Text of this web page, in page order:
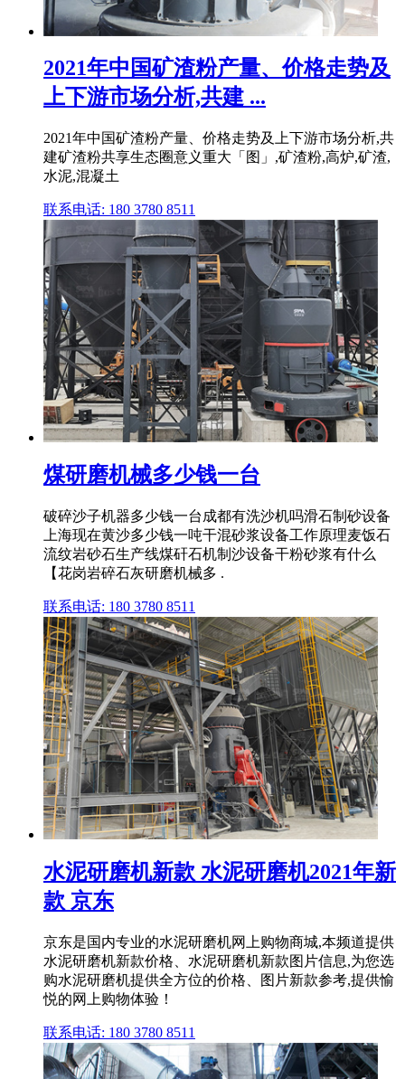
2021年中国矿渣粉产量、价格走势及
上下游市场分析,共建 ...
2021年中国矿渣粉产量、价格走势及上下游市场分析,共
建矿渣粉共享生态圈意义重大「图」,矿渣粉,高炉,矿渣,
水泥,混凝土
联系电话: 180 3780 8511
煤研磨机械多少钱一台
破碎沙子机器多少钱一台成都有洗沙机吗滑石制砂设备
上海现在黄沙多少钱一吨干混砂浆设备工作原理麦饭石
流纹岩砂石生产线煤矸石机制沙设备干粉砂浆有什么
【花岗岩碎石灰研磨机械多 .
联系电话: 180 3780 8511
水泥研磨机新款 水泥研磨机2021年新
款 京东
京东是国内专业的水泥研磨机网上购物商城,本频道提供
水泥研磨机新款价格、水泥研磨机新款图片信息,为您选
购水泥研磨机提供全方位的价格、图片新款参考,提供愉
悦的网上购物体验！
联系电话: 180 3780 8511